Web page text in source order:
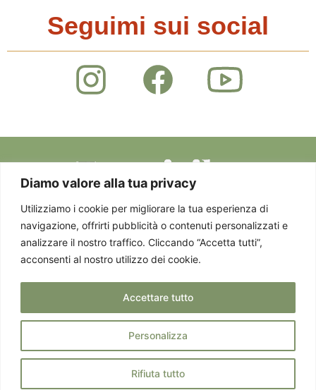
Diamo valore alla tua privacy
Utilizziamo i cookie per migliorare la tua esperienza di
navigazione, offrirti pubblicità o contenuti personalizzati e
analizzare il nostro traffico. Cliccando “Accetta tutti”,
acconsenti al nostro utilizzo dei cookie.
Personalizza
Rifiuta tutto
Accettare tutto
Seguimi sui social
© 2025 EMOTICIBO.
TUTTI DIRITTI
Via Staurenghi 37 -
21100 Varese - P. IVA
03458850124
Privacy Policy
Cookie Policy